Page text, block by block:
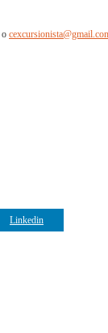
o
Linkedin